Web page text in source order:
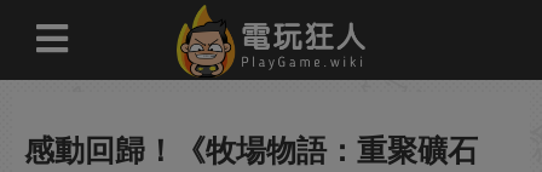
感動回歸！《牧場物語：重聚礦石